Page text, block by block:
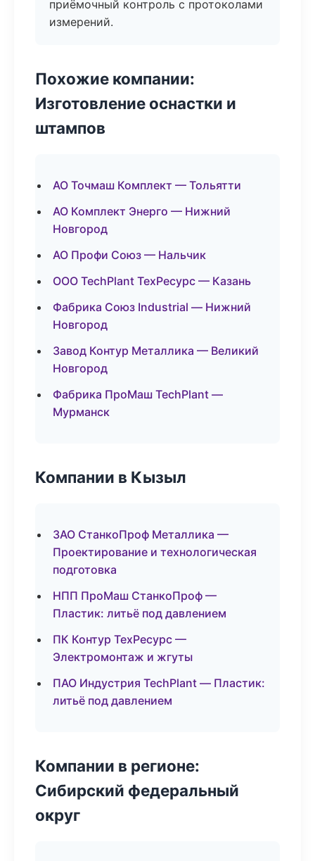
приёмочный контроль с протоколами
измерений.
Похожие компании:
Изготовление оснастки и
штампов
АО Точмаш Комплект — Тольятти
АО Комплект Энерго — Нижний
Новгород
АО Профи Союз — Нальчик
ООО TechPlant ТехРесурс — Казань
Фабрика Союз Industrial — Нижний
Новгород
Завод Контур Металлика — Великий
Новгород
Фабрика ПроМаш TechPlant —
Мурманск
Компании в Кызыл
ЗАО СтанкоПроф Металлика —
Проектирование и технологическая
подготовка
НПП ПроМаш СтанкоПроф —
Пластик: литьё под давлением
ПК Контур ТехРесурс —
Электромонтаж и жгуты
ПАО Индустрия TechPlant — Пластик:
литьё под давлением
Компании в регионе:
Сибирский федеральный
округ